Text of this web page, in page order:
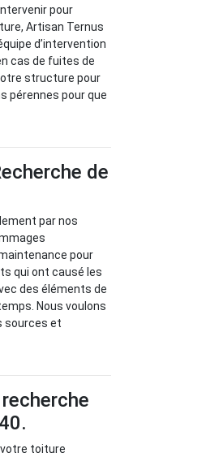
pour
Artisan Ternus
d’intervention
cas de fuites de
structure pour
pérennes pour que
de
par nos
pour
qui ont causé les
des éléments de
Nous voulons
sources et
toiture